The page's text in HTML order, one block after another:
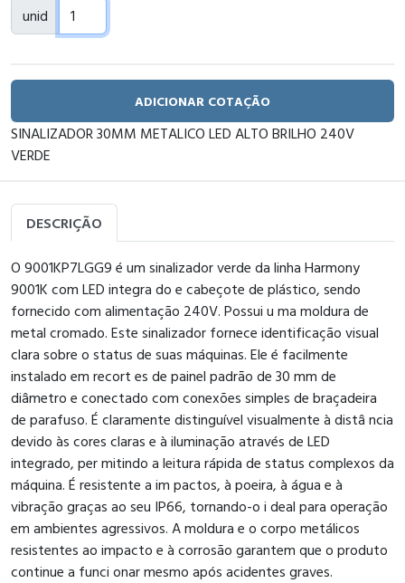
unid
ADICIONAR COTAÇÃO
SINALIZADOR 30MM METALICO LED ALTO BRILHO 240V
VERDE
DESCRIÇÃO
O 9001KP7LGG9 é um sinalizador verde da linha Harmony
9001K com LED integra do e cabeçote de plástico, sendo
fornecido com alimentação 240V. Possui u ma moldura de
metal cromado. Este sinalizador fornece identificação visual
clara sobre o status de suas máquinas. Ele é facilmente
instalado em recort es de painel padrão de 30 mm de
diâmetro e conectado com conexões simples de braçadeira
de parafuso. É claramente distinguível visualmente à distâ ncia
devido às cores claras e à iluminação através de LED
integrado, per mitindo a leitura rápida de status complexos da
máquina. É resistente a im pactos, à poeira, à água e à
vibração graças ao seu IP66, tornando-o i deal para operação
em ambientes agressivos. A moldura e o corpo metálicos
resistentes ao impacto e à corrosão garantem que o produto
continue a funci onar mesmo após acidentes graves.